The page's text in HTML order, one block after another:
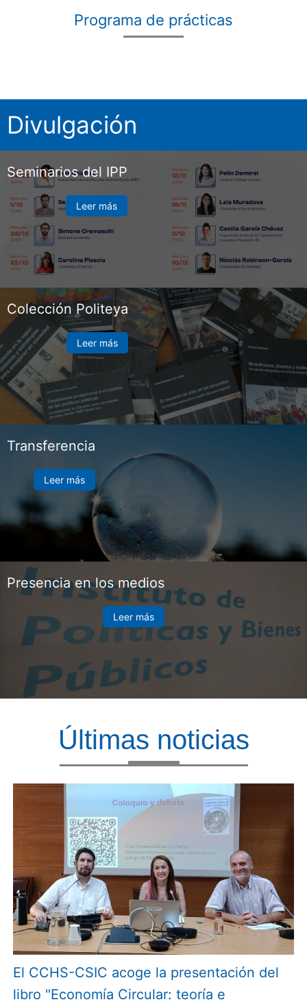
Programa de prácticas
Divulgación
Seminarios del IPP
Leer más
Colección Politeya
Leer más
Transferencia
Leer más
Presencia en los medios
Leer más
Últimas noticias
El CCHS-CSIC acoge la presentación del
libro "Economía Circular: teoría e